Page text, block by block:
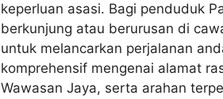
keperluan asasi. Bagi penduduk
berkunjung atau berurusan di
untuk melancarkan perjalanan
komprehensif mengenai alamat
Wawasan Jaya, serta arahan